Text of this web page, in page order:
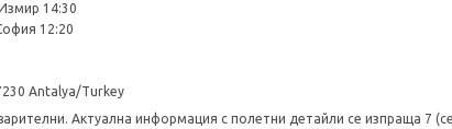
14:30
12:20
Antalya/Turkey
Актуална информация с полетни детайли се изпраща 7